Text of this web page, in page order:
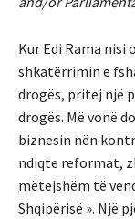
Kur Edi Rama
shkatërrimin e
drogës, pritej një
drogës. Më vonë
biznesin nën
ndiqte reformat,
mëtejshëm të
Shqipërisë ». Një